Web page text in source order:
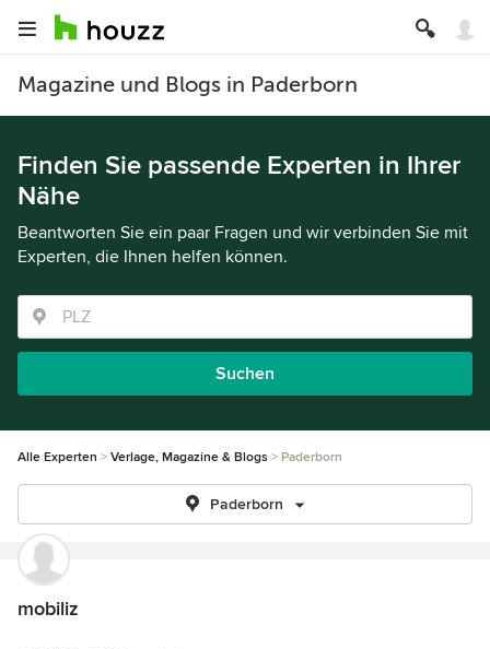
Magazine und Blogs in Paderborn
Finden Sie passende Experten in Ihrer
Nähe
Beantworten Sie ein paar Fragen und wir verbinden Sie mit
Experten, die Ihnen helfen können.
Suchen
Alle Experten Verlage, Magazine & Blogs Paderborn
Paderborn
mobiliz